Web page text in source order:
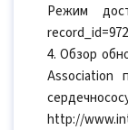
Режим
4. Обзор
Аssоciation
http://